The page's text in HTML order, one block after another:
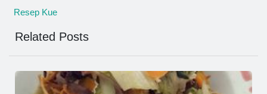
Resep Kue
Related Posts